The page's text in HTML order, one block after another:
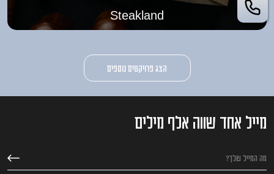
Steakland
הצג פרויקטים נוספים
מייל אחד שווה אלף מילים